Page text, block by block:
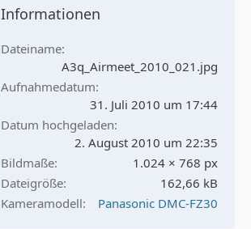
Informationen
Dateiname
A3q_Airmeet_2010_021.jpg
Aufnahmedatum
31. Juli 2010 um 17:44
Datum hochgeladen
2. August 2010 um 22:35
Bildmaße
1.024 × 768 px
Dateigröße
162,66 kB
Kameramodell
Panasonic DMC-FZ30